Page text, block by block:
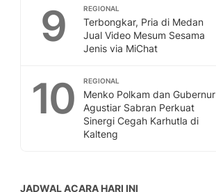
9 REGIONAL
Terbongkar, Pria di Medan
Jual Video Mesum Sesama
Jenis via MiChat
10 REGIONAL
Menko Polkam dan Gubernur
Agustiar Sabran Perkuat
Sinergi Cegah Karhutla di
Kalteng